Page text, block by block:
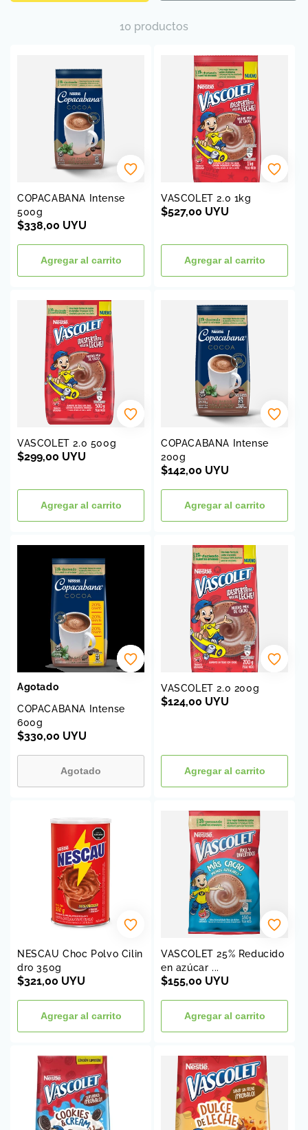
10 productos
COPACABANA Intense
500g
Precio
$338,00 UYU
Agregar al carrito
VASCOLET 2.0 1kg
Precio
$527,00 UYU
Agregar al carrito
VASCOLET 2.0 500g
Precio
$299,00 UYU
Agregar al carrito
COPACABANA Intense
200g
Precio
$142,00 UYU
Agregar al carrito
Agotado
COPACABANA Intense
600g
Precio
$330,00 UYU
Agotado
VASCOLET 2.0 200g
Precio
$124,00 UYU
Agregar al carrito
NESCAU Choc Polvo Cilin
dro 350g
Precio
$321,00 UYU
Agregar al carrito
VASCOLET 25% Reducido
en azúcar ...
Precio
$155,00 UYU
Agregar al carrito